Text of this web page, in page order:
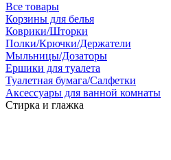
Все товары
Корзины для белья
Коврики/Шторки
Полки/Крючки/Держатели
Мыльницы/Дозаторы
Ершики для туалета
Туалетная бумага/Салфетки
Аксессуары для ванной комнаты
Стирка и глажка